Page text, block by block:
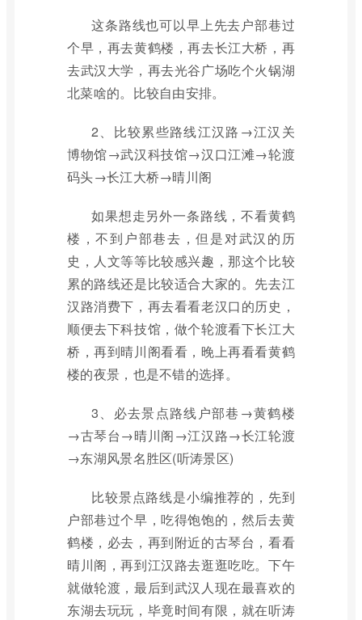
这条路线也可以早上先去户部巷过
个早，再去黄鹤楼，再去长江大桥，再
去武汉大学，再去光谷广场吃个火锅湖
北菜啥的。比较自由安排。
2、比较累些路线江汉路→江汉关
博物馆→武汉科技馆→汉口江滩→轮渡
码头→长江大桥→晴川阁
如果想走另外一条路线，不看黄鹤
楼，不到户部巷去，但是对武汉的历
史，人文等等比较感兴趣，那这个比较
累的路线还是比较适合大家的。先去江
汉路消费下，再去看看老汉口的历史，
顺便去下科技馆，做个轮渡看下长江大
桥，再到晴川阁看看，晚上再看看黄鹤
楼的夜景，也是不错的选择。
3、必去景点路线户部巷→黄鹤楼
→古琴台→晴川阁→江汉路→长江轮渡
→东湖风景名胜区(听涛景区)
比较景点路线是小编推荐的，先到
户部巷过个早，吃得饱饱的，然后去黄
鹤楼，必去，再到附近的古琴台，看看
晴川阁，再到江汉路去逛逛吃吃。下午
就做轮渡，最后到武汉人现在最喜欢的
东湖去玩玩，毕竟时间有限，就在听涛